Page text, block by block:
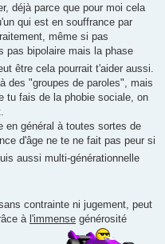
déjà parce que pour moi cela
qui est en souffrance par
même si pas
pas bipolaire mais la phase
être cela pourrait t'aider aussi.
des "groupes de paroles", mais
tu fais de la phobie sociale, on
en général à toutes sortes de
d'âge ne te ne fait pas peur si
aussi multi-générationnelle
contrainte ni jugement, peut
à l'immense générosité